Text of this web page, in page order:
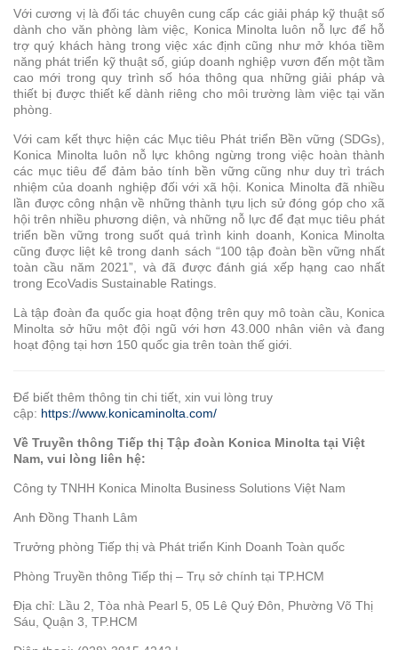
nghiệp
Máy
in
Riso
Công
nghệ
tiên
tiến
Sản
Xuất
Kỹ
Thuật
Thiết
động
xử
nguyên
liệu
(AMH)
FORXAI
Hệ
Thống
Kiểm
Với cương vị là đối tác chuyên cung cấp các giải pháp kỹ thuật số
dành cho văn phòng làm việc, Konica Minolta luôn nỗ lực để hỗ
trợ quý khách hàng trong việc xác định cũng như mở khóa tiềm
năng phát triển kỹ thuật số, giúp doanh nghiệp vươn đến một tầm
cao mới trong quy trình số hóa thông qua những giải pháp và
thiết bị được thiết kế dành riêng cho môi trường làm việc tại văn
phòng.
Với cam kết thực hiện các Mục tiêu Phát triển Bền vững (SDGs),
Konica Minolta luôn nỗ lực không ngừng trong việc hoàn thành
các mục tiêu để đảm bảo tính bền vững cũng như duy trì trách
nhiệm của doanh nghiệp đối với xã hội. Konica Minolta đã nhiều
lần được công nhận về những thành tựu lịch sử đóng góp cho xã
hội trên nhiều phương diện, và những nỗ lực để đạt mục tiêu phát
triển bền vững trong suốt quá trình kinh doanh, Konica Minolta
cũng được liệt kê trong danh sách “100 tập đoàn bền vững nhất
toàn cầu năm 2021”, và đã được đánh giá xếp hạng cao nhất
trong EcoVadis Sustainable Ratings.
Là tập đoàn đa quốc gia hoạt động trên quy mô toàn cầu, Konica
Minolta sở hữu một đội ngũ với hơn 43.000 nhân viên và đang
hoạt động tại hơn 150 quốc gia trên toàn thế giới.
Để biết thêm thông tin chi tiết, xin vui lòng truy
cập: https://www.konicaminolta.com/
Về Truyền thông Tiếp thị Tập đoàn Konica Minolta tại Việt
Nam, vui lòng liên hệ:
Công ty TNHH Konica Minolta Business Solutions Việt Nam
Anh Đồng Thanh Lâm
Trưởng phòng Tiếp thị và Phát triển Kinh Doanh Toàn quốc
Phòng Truyền thông Tiếp thị – Trụ sở chính tại TP.HCM
Địa chỉ: Lầu 2, Tòa nhà Pearl 5, 05 Lê Quý Đôn, Phường Võ Thị
Sáu, Quận 3, TP.HCM